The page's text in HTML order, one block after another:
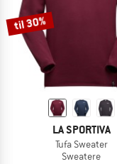
til 30%
LA SPORTIVA
Tufa Sweater
Sweatere